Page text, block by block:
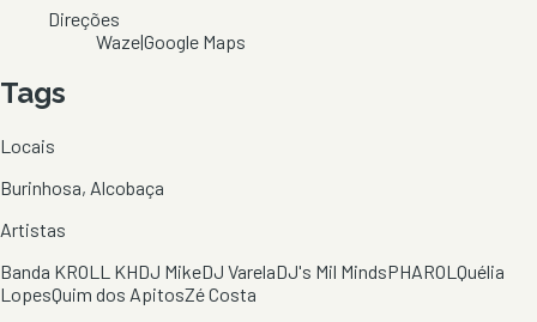
Direções
Waze|Google Maps
Tags
Locais
Burinhosa, Alcobaça
Artistas
Banda KROLL KHDJ MikeDJ VarelaDJ's Mil MindsPHAROL Quélia
LopesQuim dos ApitosZé Costa